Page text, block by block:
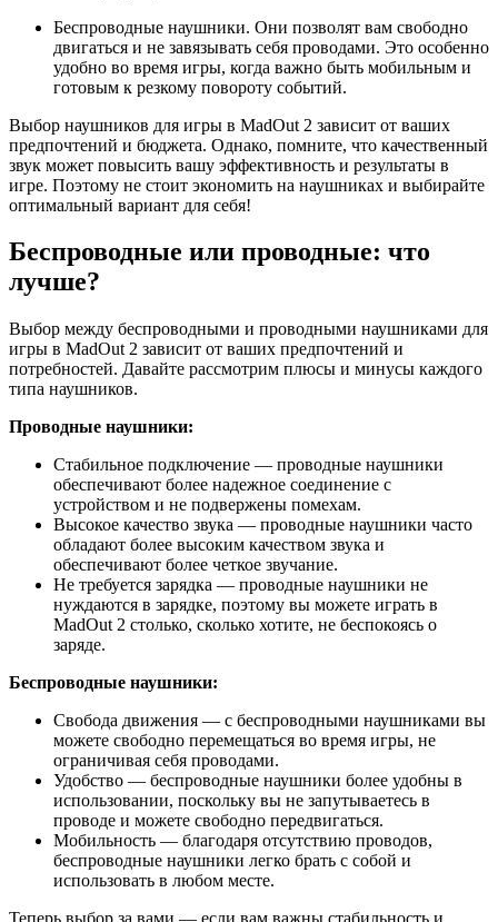
Беспроводные наушники. Они позволят вам свободно
двигаться и не завязывать себя проводами. Это особенно
удобно во время игры, когда важно быть мобильным и
готовым к резкому повороту событий.
Выбор наушников для игры в MadOut 2 зависит от ваших
предпочтений и бюджета. Однако, помните, что качественный
звук может повысить вашу эффективность и результаты в
игре. Поэтому не стоит экономить на наушниках и выбирайте
оптимальный вариант для себя!
Беспроводные или проводные: что
лучше?
Выбор между беспроводными и проводными наушниками для
игры в MadOut 2 зависит от ваших предпочтений и
потребностей. Давайте рассмотрим плюсы и минусы каждого
типа наушников.
Проводные наушники:
Стабильное подключение — проводные наушники
обеспечивают более надежное соединение с
устройством и не подвержены помехам.
Высокое качество звука — проводные наушники часто
обладают более высоким качеством звука и
обеспечивают более четкое звучание.
Не требуется зарядка — проводные наушники не
нуждаются в зарядке, поэтому вы можете играть в
MadOut 2 столько, сколько хотите, не беспокоясь о
заряде.
Беспроводные наушники:
Свобода движения — с беспроводными наушниками вы
можете свободно перемещаться во время игры, не
ограничивая себя проводами.
Удобство — беспроводные наушники более удобны в
использовании, поскольку вы не запутываетесь в
проводе и можете свободно передвигаться.
Мобильность — благодаря отсутствию проводов,
беспроводные наушники легко брать с собой и
использовать в любом месте.